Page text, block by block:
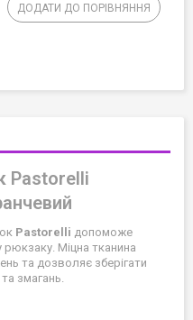
ДОДАТИ ДО ПОРІВНЯННЯ
Pastorelli
Pastorelli допоможе
Міцна тканина
та дозволяє зберігати
змагань.